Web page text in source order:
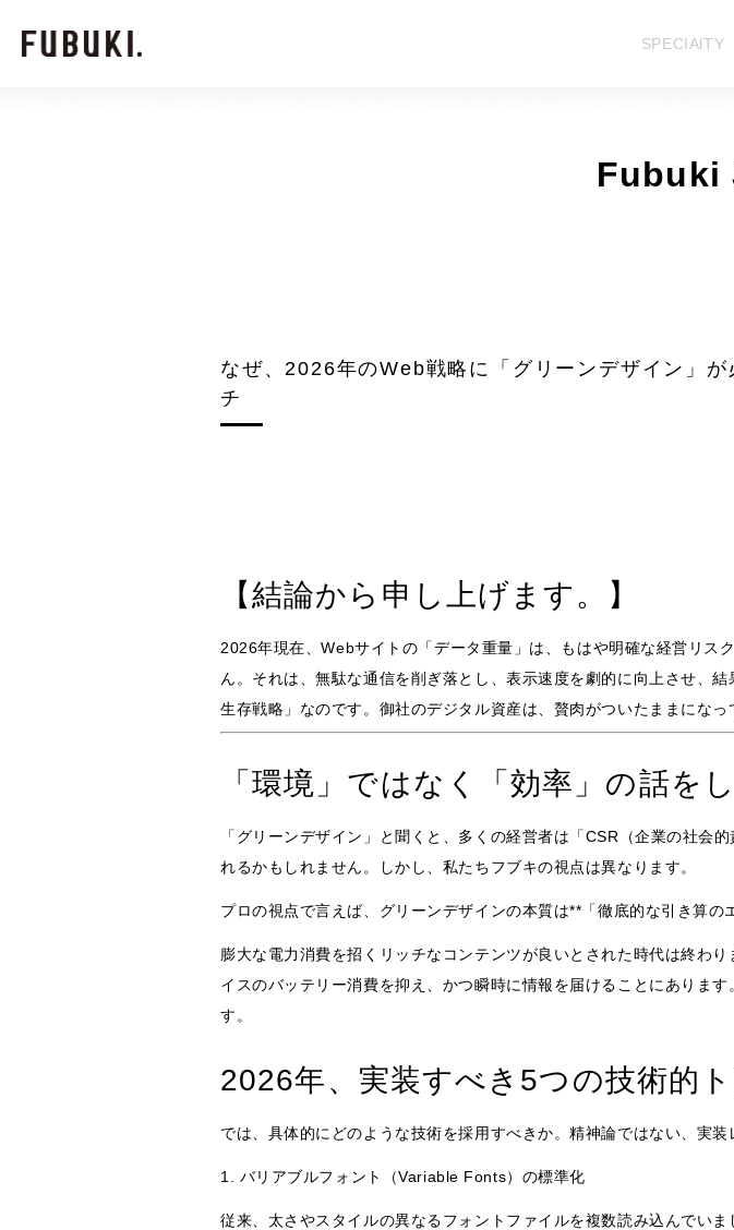
SPECIAlTY
Fubuki
なぜ、2026年のWeb戦略に「グリーンデザイン」
チ
【結論から申し上げます。】
2026年現在、Webサイトの「データ重量」は、もはや明確な経営リス
ん。それは、無駄な通信を削ぎ落とし、表示速度を劇的に向上させ、
生存戦略」なのです。御社のデジタル資産は、贅肉がついたままになっ
「環境」ではなく「効率」の話を
「グリーンデザイン」と聞くと、多くの経営者は「CSR（企業の社会
れるかもしれません。しかし、私たちフブキの視点は異なります。
プロの視点で言えば、グリーンデザインの本質は**「徹底的な引き算の
膨大な電力消費を招くリッチなコンテンツが良いとされた時代は終わ
イスのバッテリー消費を抑え、かつ瞬時に情報を届けることにありま
す。
2026年、実装すべき5つの技術的
では、具体的にどのような技術を採用すべきか。精神論ではない、実装
1. バリアブルフォント（Variable Fonts）の標準化
従来、太さやスタイルの異なるフォントファイルを複数読み込んでい